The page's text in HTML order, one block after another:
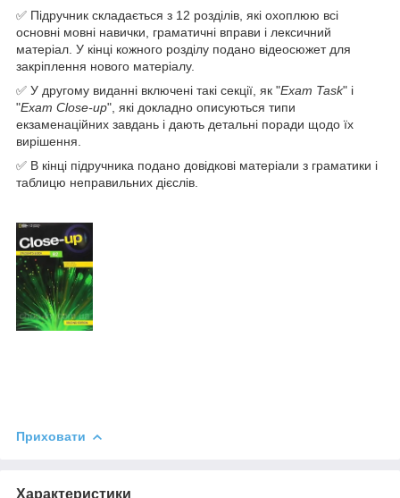
✅ Підручник складається з 12 розділів, які охоплюю всі
основні мовні навички, граматичні вправи і лексичний
матеріал. У кінці кожного розділу подано відеосюжет для
закріплення нового матеріалу.
✅ У другому виданні включені такі секції, як "Exam Task" і
"Exam Close-up", які докладно описуються типи
екзаменаційних завдань і дають детальні поради щодо їх
вирішення.
✅ В кінці підручника подано довідкові матеріали з граматики і
таблицю неправильних дієслів.
Приховати
Характеристики